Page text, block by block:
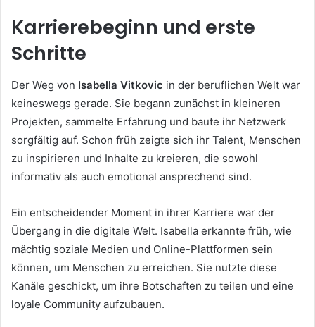
Karrierebeginn und erste
Schritte
Der Weg von Isabella Vitkovic in der beruflichen Welt war
keineswegs gerade. Sie begann zunächst in kleineren
Projekten, sammelte Erfahrung und baute ihr Netzwerk
sorgfältig auf. Schon früh zeigte sich ihr Talent, Menschen
zu inspirieren und Inhalte zu kreieren, die sowohl
informativ als auch emotional ansprechend sind.
Ein entscheidender Moment in ihrer Karriere war der
Übergang in die digitale Welt. Isabella erkannte früh, wie
mächtig soziale Medien und Online-Plattformen sein
können, um Menschen zu erreichen. Sie nutzte diese
Kanäle geschickt, um ihre Botschaften zu teilen und eine
loyale Community aufzubauen.